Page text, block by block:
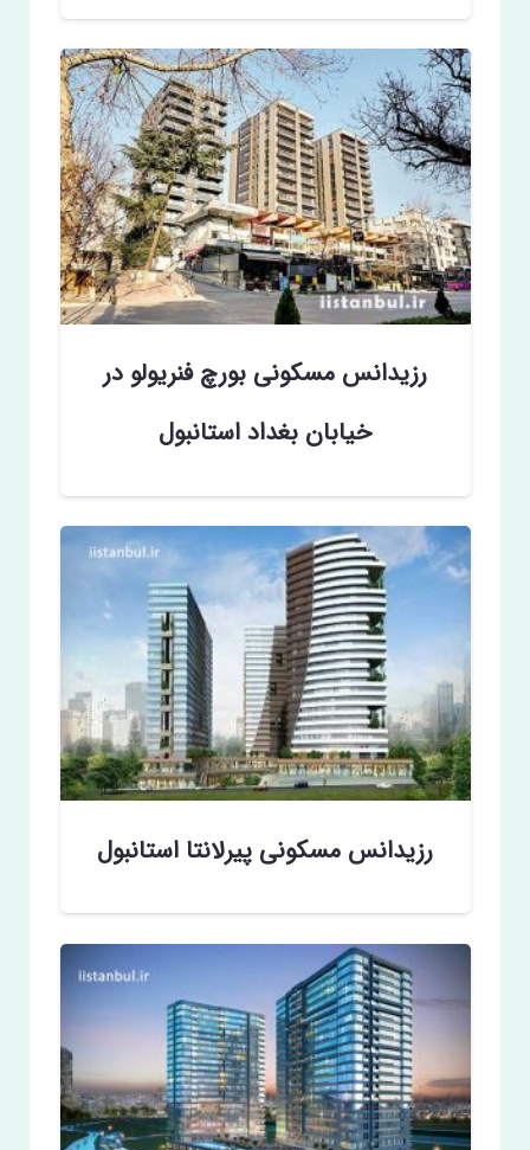
رزیدانس مسکونی بورچ‌ فنریولو در
خیابان بغداد استانبول
رزیدانس مسکونی پیرلانتا استانبول